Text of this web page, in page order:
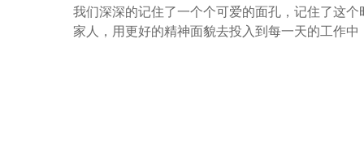
我们深深的记住了一个个可爱的面孔，记住了这
家人，用更好的精神面貌去投入到每一天的工作中